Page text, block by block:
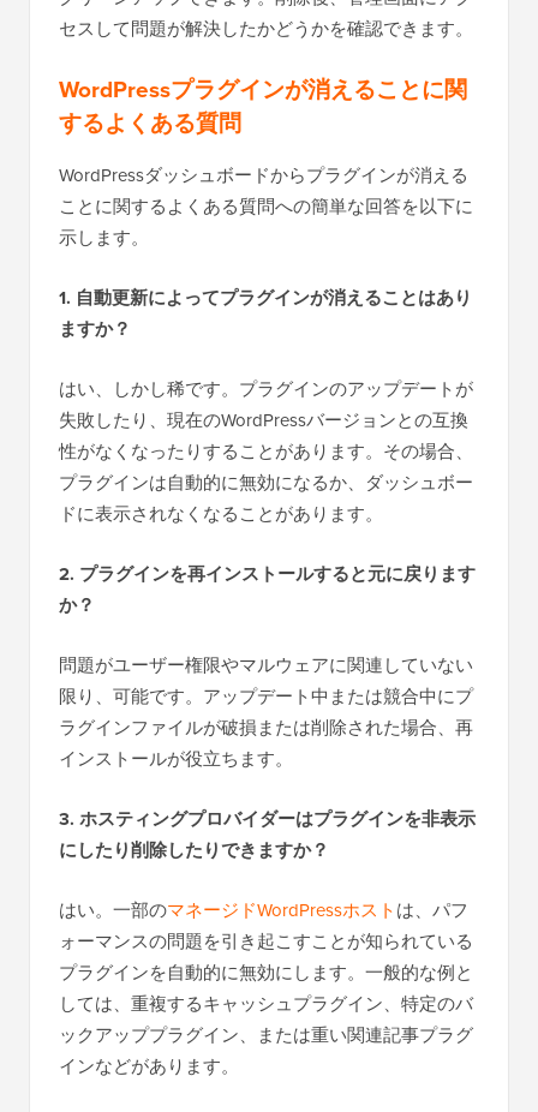
セスして問題が解決したかどうかを確認できます。
WordPressプラグインが消えることに関
するよくある質問
WordPressダッシュボードからプラグインが消える
ことに関するよくある質問への簡単な回答を以下に
示します。
1. 自動更新によってプラグインが消えることはあり
ますか？
はい、しかし稀です。プラグインのアップデートが
失敗したり、現在のWordPressバージョンとの互換
性がなくなったりすることがあります。その場合、
プラグインは自動的に無効になるか、ダッシュボー
ドに表示されなくなることがあります。
2. プラグインを再インストールすると元に戻ります
か？
問題がユーザー権限やマルウェアに関連していない
限り、可能です。アップデート中または競合中にプ
ラグインファイルが破損または削除された場合、再
インストールが役立ちます。
3. ホスティングプロバイダーはプラグインを非表示
にしたり削除したりできますか？
はい。一部のマネージドWordPressホストは、パフ
ォーマンスの問題を引き起こすことが知られている
プラグインを自動的に無効にします。一般的な例と
しては、重複するキャッシュプラグイン、特定のバ
ックアッププラグイン、または重い関連記事プラグ
インなどがあります。